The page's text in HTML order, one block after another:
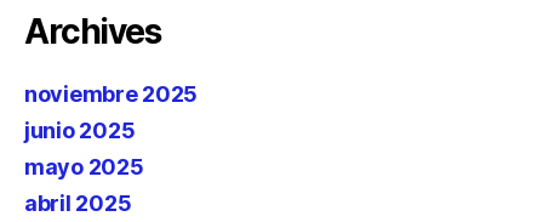
Archives
noviembre 2025
junio 2025
mayo 2025
abril 2025